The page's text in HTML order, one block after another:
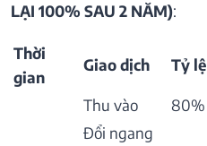
LẠI 100% SAU 2 NĂM):
Thời
gian
Giao dịch Tỷ lệ
Thu vào
80%
Đổi ngang